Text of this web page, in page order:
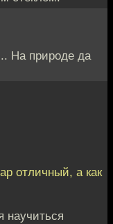
На природе да
отличный, а как
научиться